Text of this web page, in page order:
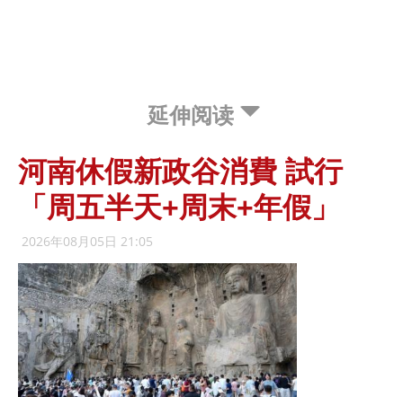
延伸阅读
河南休假新政谷消費 試行
「周五半天+周末+年假」
2026年08月05日 21:05